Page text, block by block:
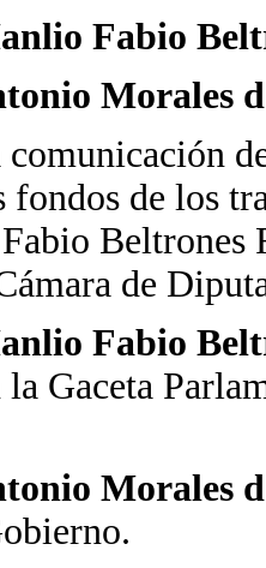
Fabio
Morales
fondos de los
Beltrones
de
Fabio
Gaceta
Morales